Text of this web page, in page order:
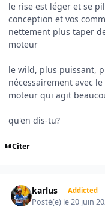
le rise est léger et se
conception et vos
nettement plus taper
moteur
le wild, plus puissant,
nécessairement avec
moteur qui agit
qu'en dis-tu?
Citer
karlus Addicted
Posté(e) le 20 juin